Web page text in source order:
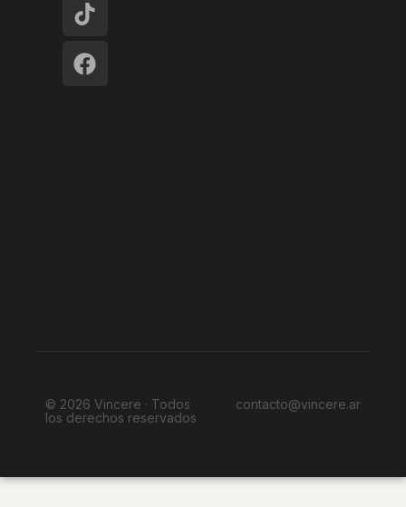
g
a
m
b
k
o
k
© 2026 Vincere · Todos
los derechos reservados
contacto@vincere.ar